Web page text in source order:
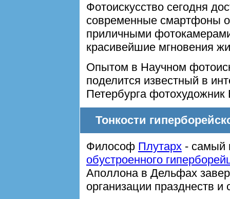
Фотоискусство сегодня
современные смартфоны
приличными
красивейшие мгновения
Опытом в Научном
поделится известный в
Петербурга
Тонкости
Философ Плутарх - самый
обустроенного
Аполлона в Дельфах
организации празднеств